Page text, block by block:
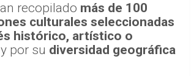
recopilado más de 100
culturales seleccionadas
histórico, artístico o
y por su diversidad geográfica